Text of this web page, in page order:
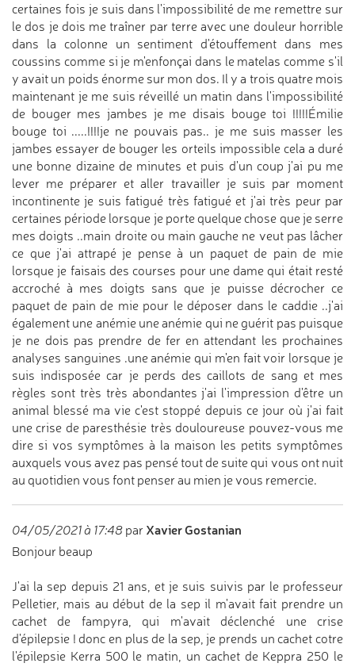
certaines fois je suis dans l'impossibilité de me remettre sur
le dos je dois me traîner par terre avec une douleur horrible
dans la colonne un sentiment d'étouffement dans mes
coussins comme si je m'enfonçai dans le matelas comme s'il
y avait un poids énorme sur mon dos. Il y a trois quatre mois
maintenant je me suis réveillé un matin dans l'impossibilité
de bouger mes jambes je me disais bouge toi !!!!!Émilie
bouge toi .....!!!!je ne pouvais pas.. je me suis masser les
jambes essayer de bouger les orteils impossible cela a duré
une bonne dizaine de minutes et puis d'un coup j'ai pu me
lever me préparer et aller travailler je suis par moment
incontinente je suis fatigué très fatigué et j'ai très peur par
certaines période lorsque je porte quelque chose que je serre
mes doigts ..main droite ou main gauche ne veut pas lâcher
ce que j'ai attrapé je pense à un paquet de pain de mie
lorsque je faisais des courses pour une dame qui était resté
accroché à mes doigts sans que je puisse décrocher ce
paquet de pain de mie pour le déposer dans le caddie ..j'ai
également une anémie une anémie qui ne guérit pas puisque
je ne dois pas prendre de fer en attendant les prochaines
analyses sanguines .une anémie qui m'en fait voir lorsque je
suis indisposée car je perds des caillots de sang et mes
règles sont très très abondantes j'ai l'impression d'être un
animal blessé ma vie c'est stoppé depuis ce jour où j'ai fait
une crise de paresthésie très douloureuse pouvez-vous me
dire si vos symptômes à la maison les petits symptômes
auxquels vous avez pas pensé tout de suite qui vous ont nuit
au quotidien vous font penser au mien je vous remercie.
04/05/2021 à 17:48 par Xavier Gostanian
Bonjour beaup
J'ai la sep depuis 21 ans, et je suis suivis par le professeur
Pelletier, mais au début de la sep il m'avait fait prendre un
cachet de fampyra, qui m'avait déclenché une crise
d'épilepsie ! donc en plus de la sep, je prends un cachet cotre
l'épilepsie Kerra 500 le matin, un cachet de Keppra 250 le